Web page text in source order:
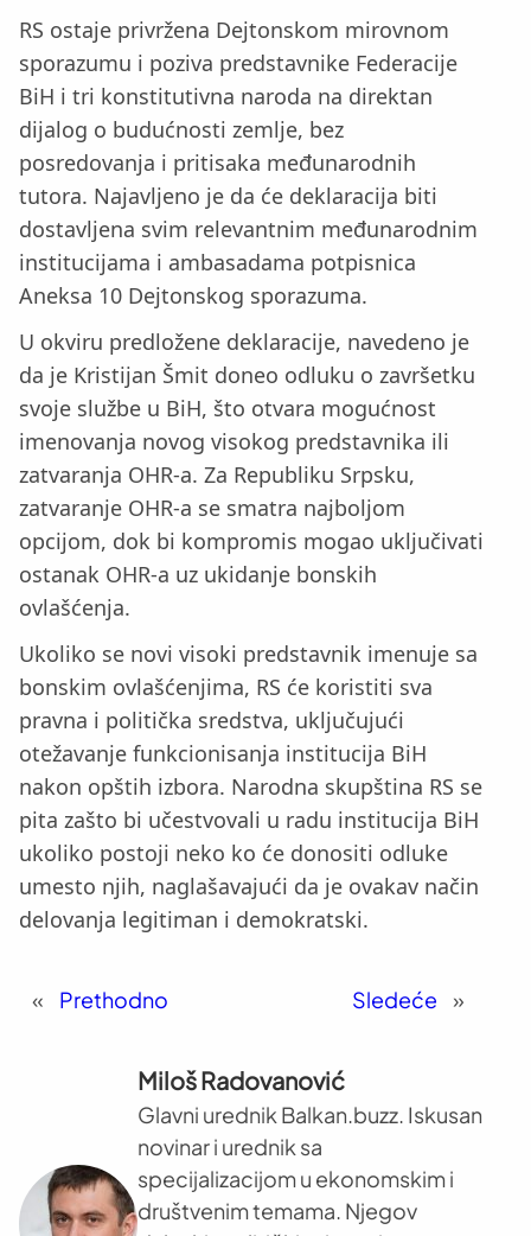
RS ostaje privržena Dejtonskom mirovnom
sporazumu i poziva predstavnike Federacije
BiH i tri konstitutivna naroda na direktan
dijalog o budućnosti zemlje, bez
posredovanja i pritisaka međunarodnih
tutora. Najavljeno je da će deklaracija biti
dostavljena svim relevantnim međunarodnim
institucijama i ambasadama potpisnica
Aneksa 10 Dejtonskog sporazuma.
U okviru predložene deklaracije, navedeno je
da je Kristijan Šmit doneo odluku o završetku
svoje službe u BiH, što otvara mogućnost
imenovanja novog visokog predstavnika ili
zatvaranja OHR-a. Za Republiku Srpsku,
zatvaranje OHR-a se smatra najboljom
opcijom, dok bi kompromis mogao uključivati
ostanak OHR-a uz ukidanje bonskih
ovlašćenja.
Ukoliko se novi visoki predstavnik imenuje sa
bonskim ovlašćenjima, RS će koristiti sva
pravna i politička sredstva, uključujući
otežavanje funkcionisanja institucija BiH
nakon opštih izbora. Narodna skupština RS se
pita zašto bi učestvovali u radu institucija BiH
ukoliko postoji neko ko će donositi odluke
umesto njih, naglašavajući da je ovakav način
delovanja legitiman i demokratski.
« Prethodno Sledeće »
Miloš Radovanović
Glavni urednik Balkan.buzz. Iskusan
novinar i urednik sa
specijalizacijom u ekonomskim i
društvenim temama. Njegov